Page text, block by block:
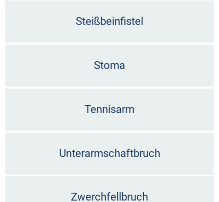
Steißbeinfistel
Stoma
Tennisarm
Unterarmschaftbruch
Zwerchfellbruch